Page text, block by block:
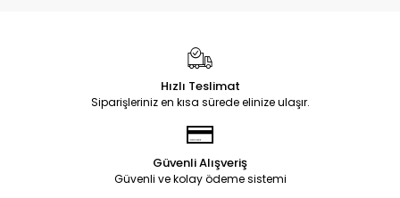
Hızlı Teslimat
Siparişleriniz en kısa sürede elinize ulaşır.
Güvenli Alışveriş
Güvenli ve kolay ödeme sistemi